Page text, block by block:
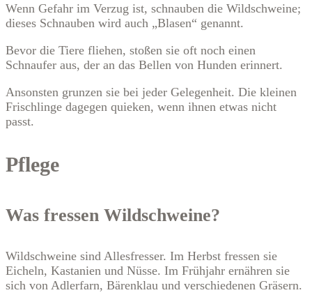
Wenn Gefahr im Verzug ist, schnauben die Wildschweine;
dieses Schnauben wird auch „Blasen“ genannt.
Bevor die Tiere fliehen, stoßen sie oft noch einen
Schnaufer aus, der an das Bellen von Hunden erinnert.
Ansonsten grunzen sie bei jeder Gelegenheit. Die kleinen
Frischlinge dagegen quieken, wenn ihnen etwas nicht
passt.
Pflege
Was fressen Wildschweine?
Wildschweine sind Allesfresser. Im Herbst fressen sie
Eicheln, Kastanien und Nüsse. Im Frühjahr ernähren sie
sich von Adlerfarn, Bärenklau und verschiedenen Gräsern.